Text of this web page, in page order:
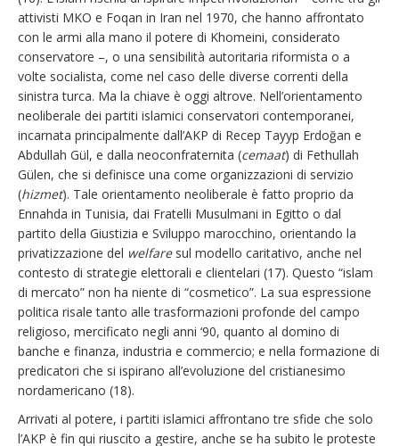
attivisti MKO e Foqan in Iran nel 1970, che hanno affrontato
con le armi alla mano il potere di Khomeini, considerato
conservatore –, o una sensibilità autoritaria riformista o a
volte socialista, come nel caso delle diverse correnti della
sinistra turca. Ma la chiave è oggi altrove. Nell’orientamento
neoliberale dei partiti islamici conservatori contemporanei,
incarnata principalmente dall’AKP di Recep Tayyp Erdoğan e
Abdullah Gül, e dalla neoconfraternita (cemaat) di Fethullah
Gülen, che si definisce una come organizzazioni di servizio
(hizmet). Tale orientamento neoliberale è fatto proprio da
Ennahda in Tunisia, dai Fratelli Musulmani in Egitto o dal
partito della Giustizia e Sviluppo marocchino, orientando la
privatizzazione del welfaresul modello caritativo, anche nel
contesto di strategie elettorali e clientelari (17). Questo “islam
di mercato” non ha niente di “cosmetico”. La sua espressione
politica risale tanto alle trasformazioni profonde del campo
religioso, mercificato negli anni ‘90, quanto al domino di
banche e finanza, industria e commercio; e nella formazione di
predicatori che si ispirano all’evoluzione del cristianesimo
nordamericano (18).
Arrivati al potere, i partiti islamici affrontano tre sfide che solo
l’AKP è fin qui riuscito a gestire, anche se ha subito le proteste